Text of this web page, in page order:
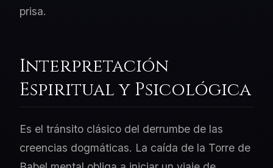
prisa.
Interpretación
Espiritual y Psicológica
Es el tránsito clásico del derrumbe de las
creencias dogmáticas. La caída de la Torre de